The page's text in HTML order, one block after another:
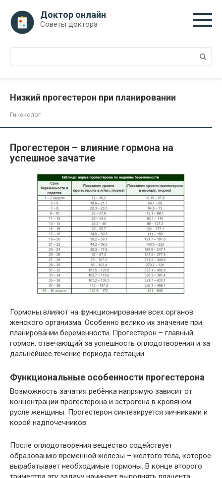
контенту
Доктор онлайн
Советы доктора
Поиск:
Низкий прогестерон при планировании
Гинеколог
Прогестерон – влияние гормона на
успешное зачатие
Гормоны влияют на функционирование всех органов
женского организма. Особенно велико их значение при
планировании беременности. Прогестерон – главный
гормон, отвечающий за успешность оплодотворения и за
дальнейшее течение периода гестации.
Функциональные особенности прогестерона
Возможность зачатия ребёнка напрямую зависит от
концентрации прогестерона и эстрогена в кровяном
русле женщины. Прогестерон синтезируется яичниками и
корой надпочечников.
После оплодотворения вещество содействует
образованию временной железы – жёлтого тела, которое
вырабатывает необходимые гормоны. В конце второго